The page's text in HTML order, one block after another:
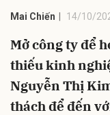
Mai Chiến 14/10/
Mở công ty để
thiếu kinh
Nguyễn Thị
thách để đến